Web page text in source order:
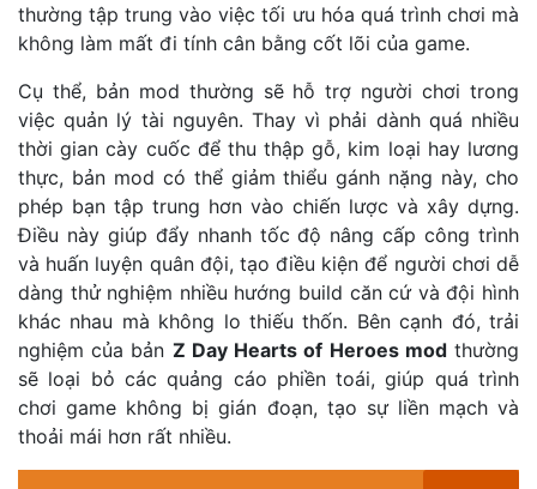
thường tập trung vào việc tối ưu hóa quá trình chơi mà
không làm mất đi tính cân bằng cốt lõi của game.
Cụ thể, bản mod thường sẽ hỗ trợ người chơi trong
việc quản lý tài nguyên. Thay vì phải dành quá nhiều
thời gian cày cuốc để thu thập gỗ, kim loại hay lương
thực, bản mod có thể giảm thiểu gánh nặng này, cho
phép bạn tập trung hơn vào chiến lược và xây dựng.
Điều này giúp đẩy nhanh tốc độ nâng cấp công trình
và huấn luyện quân đội, tạo điều kiện để người chơi dễ
dàng thử nghiệm nhiều hướng build căn cứ và đội hình
khác nhau mà không lo thiếu thốn. Bên cạnh đó, trải
nghiệm của bản Z Day Hearts of Heroes modthường
sẽ loại bỏ các quảng cáo phiền toái, giúp quá trình
chơi game không bị gián đoạn, tạo sự liền mạch và
thoải mái hơn rất nhiều.